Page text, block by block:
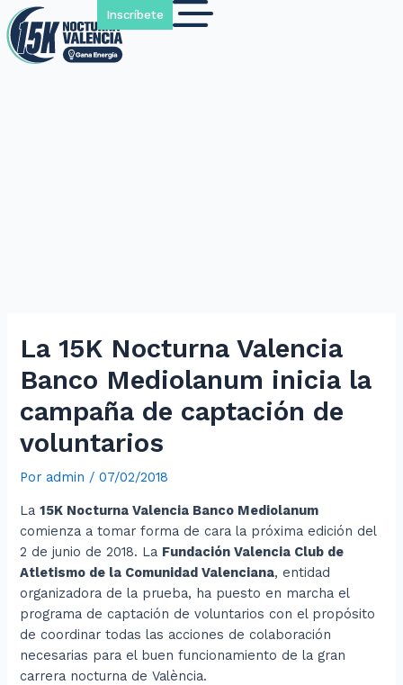
Inscríbete
La 15K Nocturna Valencia
Banco Mediolanum inicia la
campaña de captación de
voluntarios
Por admin /07/02/2018
La15K Nocturna Valencia Banco Mediolanum
comienza a tomar forma de cara la próxima edición del
2 de junio de 2018. La Fundación Valencia Club de
Atletismo de la Comunidad Valenciana, entidad
organizadora de la prueba, ha puesto en marcha el
programa de captación de voluntarios con el propósito
de coordinar todas las acciones de colaboración
necesarias para el buen funcionamiento de la gran
carrera nocturna de València.